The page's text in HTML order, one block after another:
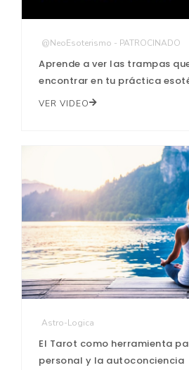
@NeoEsoterismo - PATROCINADO
Aprende a ver las trampas
encontrar en tu práctica
VER VIDEO
Astro-Logica
El Tarot como herramienta
personal y la autoconciencia